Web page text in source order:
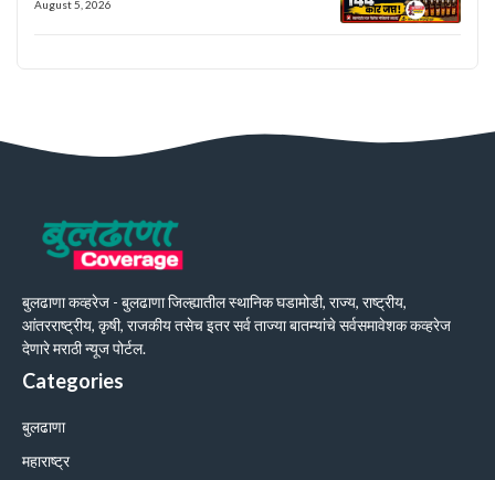
August 5, 2026
बुलढाणा कव्हरेज - बुलढाणा जिल्ह्यातील स्थानिक घडामोडी, राज्य, राष्ट्रीय,
आंतरराष्ट्रीय, कृषी, राजकीय तसेच इतर सर्व ताज्या बातम्यांचे सर्वसमावेशक कव्हरेज
देणारे मराठी न्यूज पोर्टल.
Categories
बुलढाणा
महाराष्ट्र